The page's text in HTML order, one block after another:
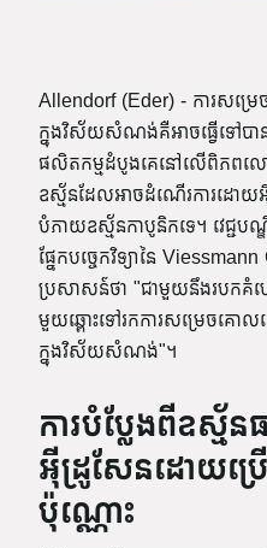
Allendorf (Eder) - ការសម្រ
ក្នុងវិស័យសំណង់គឺអាចធ្វើទៅប
ផលិតកម្មដំបូងគេនៅលើពិភព
ឧស្ម័នដែលអាចដំណើរការដោយ
បំភាយឧស្ម័នកាបូនិកទេ។ វេជ្ជ
ផ្នែកបច្ចេកវិទ្យានៃ
ប្រសាសន៍ថា "ជាមួយនឹងរបកគំ
មួយឆ្ពោះទៅរកការសម្រេចគោល
ក្នុងវិស័យសំណង់"។
ការបំប្លែងពីឧស្ម័ន
អ៊ីដ្រូសែនដោយប្រ
ប៉ុណ្ណោះ